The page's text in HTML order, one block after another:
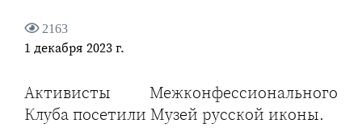
2163
1 декабря 2023 г.
Активисты Межконфессионального
Клуба посетили Музей русской иконы.